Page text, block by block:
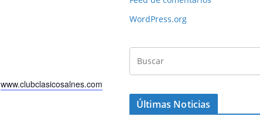
www.clubclasicosalnes.com
WordPress.org
Últimas Noticias